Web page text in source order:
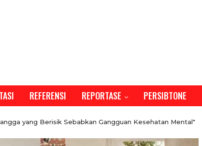
REFERENSI REPORTASE PERSIBTONE
yang Berisik Sebabkan Gangguan Kesehatan Mental"